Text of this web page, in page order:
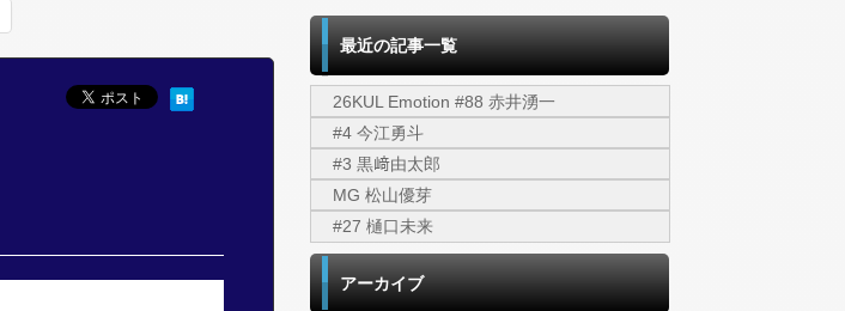
最近の記事一覧
26KUL Emotion #88 赤井湧一
#4 今江勇斗
#3 黒﨑由太郎
MG 松山優芽
#27 樋口未来
アーカイブ